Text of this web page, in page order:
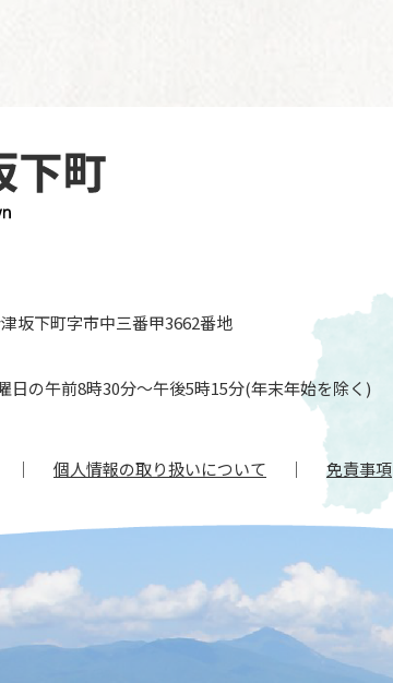
個人情報の取り扱いについて 免責事項
坂下町字市中三番甲3662番地
の午前8時30分～午後5時15分(年末年始を除く)